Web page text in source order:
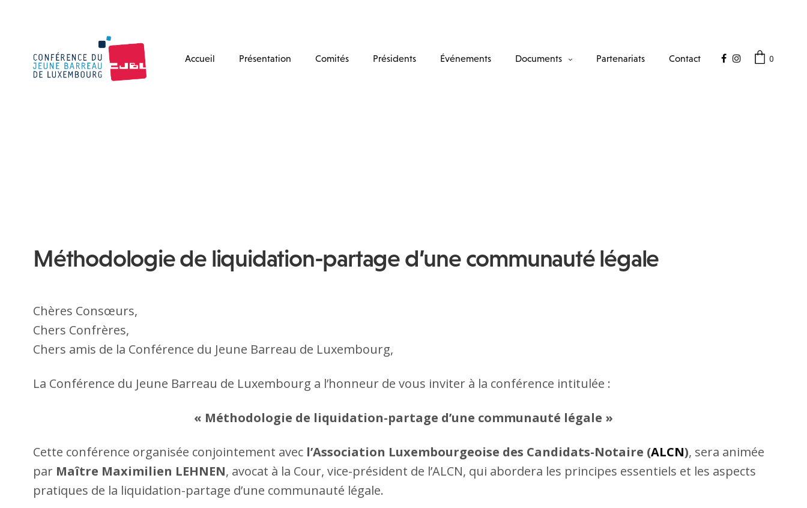
Accueil Présentation Comités Présidents Événements Documents Partenariats Contact 0
Méthodologie de liquidation-partage d’une communauté légale
Chères Consœurs,
Chers Confrères,
Chers amis de la Conférence du Jeune Barreau de Luxembourg,
La Conférence du Jeune Barreau de Luxembourg a l’honneur de vous inviter à la conférence intitulée :
« Méthodologie de liquidation-partage d’une communauté légale »
Cette conférence organisée conjointement avec l’Association Luxembourgeoise des Candidats-Notaire (ALCN), sera animée
par Maître Maximilien LEHNEN, avocat à la Cour, vice-président de l’ALCN, qui abordera les principes essentiels et les aspects
pratiques de la liquidation-partage d’une communauté légale.